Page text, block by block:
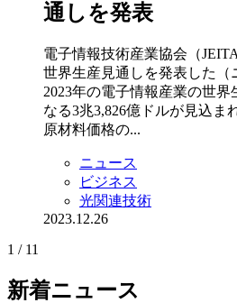
通しを発表
電子情報技術産業協会（
世界生産見通しを発表した（
2023年の電子情報産業の世界
なる3兆3,826億ドルが見込ま
原材料価格の...
ニュース
ビジネス
光関連技術
2023.12.26
1 / 11
新着ニュース